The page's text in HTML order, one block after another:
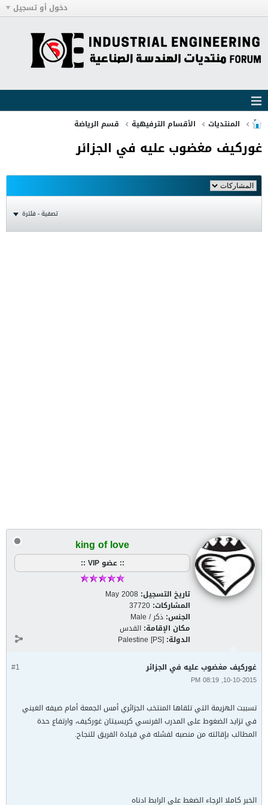
دخول أو تسجيل
المنتديات الأقسام الترفيهية قسم الرياضة
غوركيف مغضوب عليه في الجزائر
تصفية - فلترة
king of love
:: عضو VIP ::
تاريخ التسجيل: May 2008
المشاركات: 37720
الجنس: ذكر / Male
مكان الإقامة: القدس
الدولة: Palestine [PS]
#1 غوركيف مغضوب عليه في الجزائر
10-10-2015, 08:19 PM
تسببت الهزيمة التي تلقاها المنتخب الجزائري أمس الجمعة أمام ضيفه الغيني
في تزايد الضغوط على المدرب الفرنسي كريسيتان غوركيف، وارتفاع حدة
المطالب بإقالته من منصبه لفشله في قيادة الفريق للنجاح.
الخبر كاملا الرجاء الضغط على الرابط ادناه